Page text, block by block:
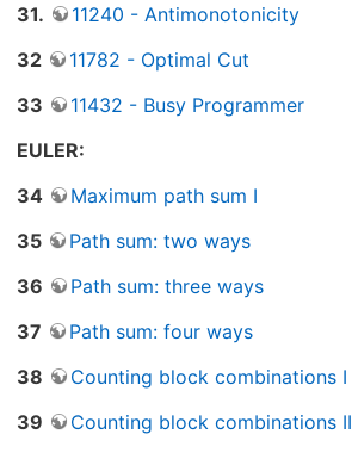
31.
11240 - Antimonotonicity
32
11782 - Optimal Cut
33
11432 - Busy Programmer
EULER:
34
Maximum path sum I
35
Path sum: two ways
36
Path sum: three ways
37
Path sum: four ways
38
Counting block combinations I
39
Counting block combinations II